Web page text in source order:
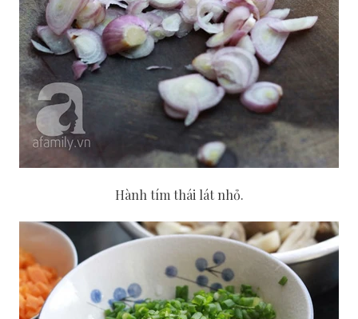
Hành tím thái lát nhỏ.